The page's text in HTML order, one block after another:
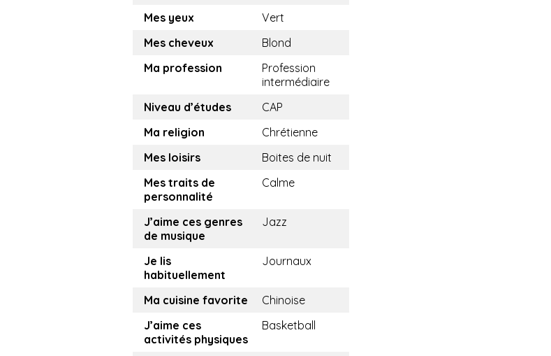
Mes yeux
Vert
Mes cheveux
Blond
Ma profession
Profession
intermédiaire
Niveau d’études
CAP
Ma religion
Chrétienne
Mes loisirs
Boites de nuit
Mes traits de
personnalité
Calme
J’aime ces genres
de musique
Jazz
Je lis
habituellement
Journaux
Ma cuisine favorite
Chinoise
J’aime ces
activités physiques
Basketball